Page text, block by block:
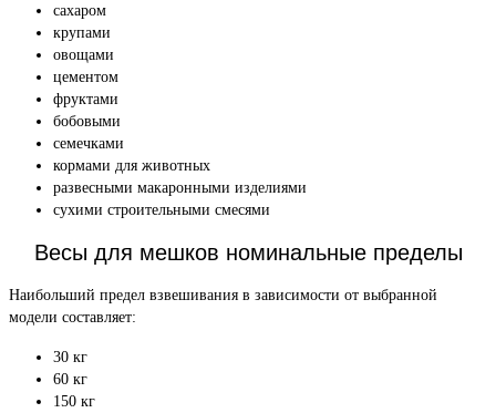
сахаром
крупами
овощами
цементом
фруктами
бобовыми
семечками
кормами для животных
развесными макаронными изделиями
сухими строительными смесями
Весы для мешков номинальные пределы
Наибольший предел взвешивания в зависимости от выбранной
модели составляет:
30 кг
60 кг
150 кг